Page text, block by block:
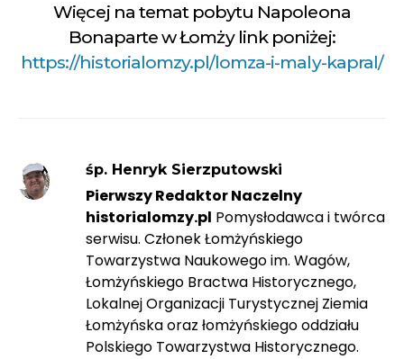
Więcej na temat pobytu Napoleona
Bonaparte w Łomży link poniżej:
https://historialomzy.pl/lomza-i-maly-kapral/
śp. Henryk Sierzputowski
Pierwszy Redaktor Naczelny
historialomzy.pl Pomysłodawca i twórca
serwisu. Członek Łomżyńskiego
Towarzystwa Naukowego im. Wagów,
Łomżyńskiego Bractwa Historycznego,
Lokalnej Organizacji Turystycznej Ziemia
Łomżyńska oraz łomżyńskiego oddziału
Polskiego Towarzystwa Historycznego.